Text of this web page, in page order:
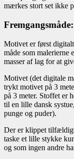
mærkes stort set ikke
Fremgangsmåde:
Motivet er først
måde som malerierne
masser af lag for at
Motivet (det digitale
trykt motivet på 3
på 3 meter. Stoffet er
til en lille dansk
punge og puder).
Der er klippet
taske et lille stykke
og som ingen andre